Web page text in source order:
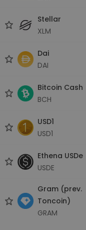
Stellar
XLM
Dai
DAI
Bitcoin Cash
BCH
USD1
USD1
Ethena USDe
USDE
Gram (prev.
Toncoin)
GRAM